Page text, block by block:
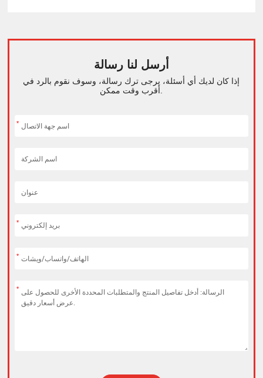
أرسل لنا رسالة
إذا كان لديك أي أسئلة، يرجى ترك رسالة، وسوف نقوم بالرد في
*
*
*
*